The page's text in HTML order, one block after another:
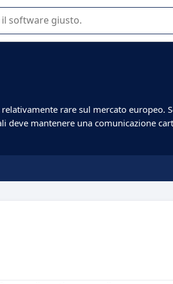
SaaS per la vostra azienda.
rare sul mercato europeo.
mantenere una comunicazione